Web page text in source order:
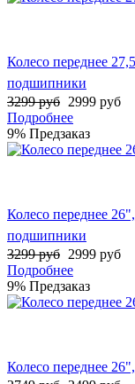
Колесо переднее
подшипники
3299 руб 2999 руб
Подробнее
9% Предзаказ
Колесо переднее
подшипники
3299 руб 2999 руб
Подробнее
9% Предзаказ
Колесо переднее